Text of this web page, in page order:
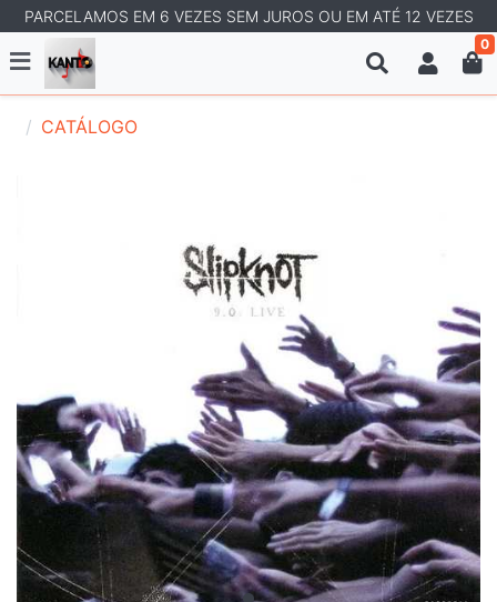
PARCELAMOS EM 6 VEZES SEM JUROS OU EM ATÉ 12 VEZES
0
CATÁLOGO